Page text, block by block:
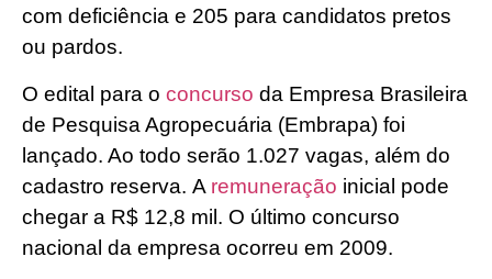
com deficiência e 205 para candidatos pretos
ou pardos.
O edital para o concurso da Empresa Brasileira
de Pesquisa Agropecuária (Embrapa) foi
lançado. Ao todo serão 1.027 vagas, além do
cadastro reserva. A remuneração inicial pode
chegar a R$ 12,8 mil. O último concurso
nacional da empresa ocorreu em 2009.